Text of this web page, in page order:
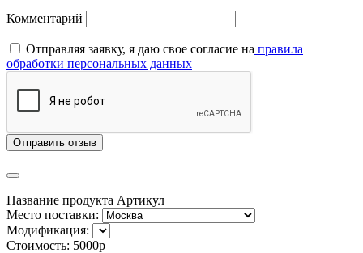
Комментарий
Отправляя заявку, я даю свое согласие на правила
обработки персональных данных
Отправить отзыв
Название продукта Артикул
Место поставки:
Модификация:
Стоимость: 5000р